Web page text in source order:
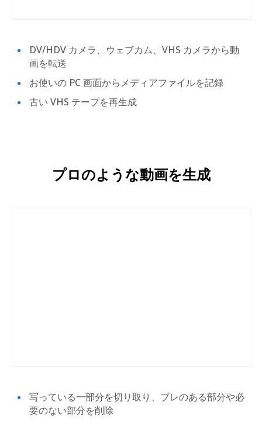
DV/HDV カメラ、ウェブカム、VHS カメラから動
画を転送
お使いの PC 画面からメディアファイルを記録
古い VHS テープを再生成
プロのような動画を生成
写っている一部分を切り取り、ブレのある部分や必
要のない部分を削除